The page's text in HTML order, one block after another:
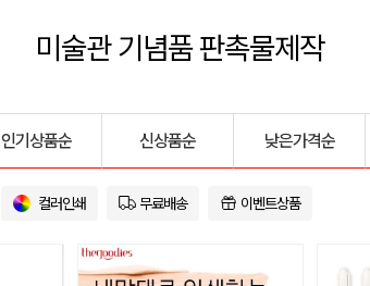
미술관 기념품 판촉물제작
인기상품순 신상품순 낮은가격순
컬러인쇄 무료배송 이벤트상품